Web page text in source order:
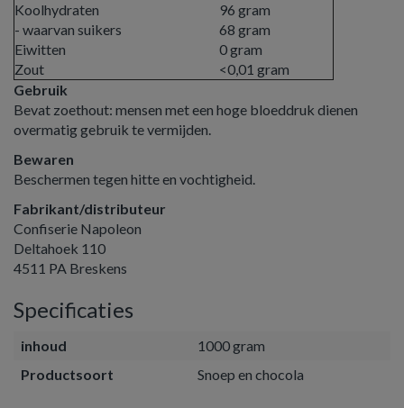
Koolhydraten
- waarvan suikers
96 gram
68 gram
Eiwitten
0 gram
Zout
<0,01 gram
Gebruik
Bevat zoethout: mensen met een hoge bloeddruk dienen
overmatig gebruik te vermijden.
Bewaren
Beschermen tegen hitte en vochtigheid.
Fabrikant/distributeur
Confiserie Napoleon
Deltahoek 110
4511 PA Breskens
Specificaties
inhoud
1000 gram
Productsoort
Snoep en chocola